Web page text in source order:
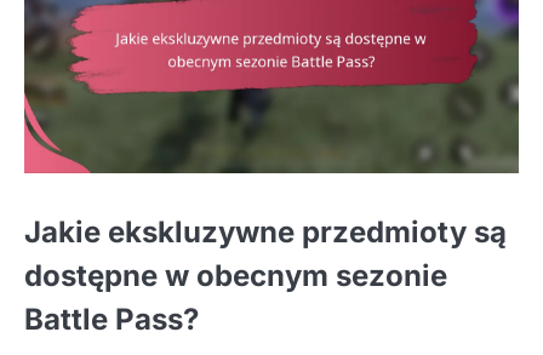
Jakie ekskluzywne przedmioty są
dostępne w obecnym sezonie
Battle Pass?